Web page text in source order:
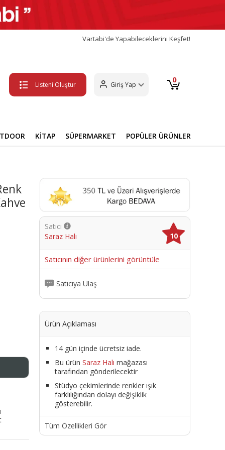
Vartabi'de Yapabileceklerini Keşfet!
Listeni Oluştur Giriş Yap 0
KİTAP SÜPERMARKET POPÜLER ÜRÜNLER
Satıcı
Saraz Halı
10
Satıcının diğer ürünlerini görüntüle
Satıcıya Ulaş
Ürün Açıklaması
14 gün içinde ücretsiz iade.
Bu ürün Saraz Halı mağazası
tarafından gönderilecektir
Stüdyo çekimlerinde renkler ışık
farklılığından dolayı değişiklik
gösterebilir.
Tüm Özellikleri Gör